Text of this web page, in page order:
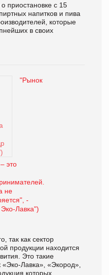
приостановке с 15
напитков и пива
которые
в своих
"Рынок
это
не
-
Лавка")
так как сектор
продукции находится
Это такие
Лавка», «Экород»,
которых